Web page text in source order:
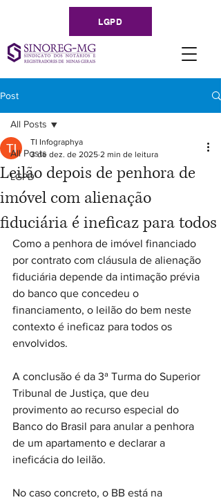
LGPD
Post
All Posts
LGPD
All Posts
Leilão depois de penhora de
imóvel com alienação
fiduciária é ineficaz para todos
TI Infographya
3 de dez. de 2025 2 min de leitura
Como a penhora de imóvel financiado
por contrato com cláusula de alienação
fiduciária depende da intimação prévia
do banco que concedeu o
financiamento, o leilão do bem neste
contexto é ineficaz para todos os
envolvidos.
A conclusão é da 3ª Turma do Superior
Tribunal de Justiça, que deu
provimento ao recurso especial do
Banco do Brasil para anular a penhora
de um apartamento e declarar a
ineficácia do leilão.
No caso concreto, o BB está na